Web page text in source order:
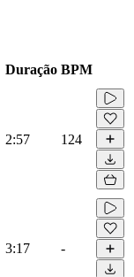
Duração BPM
2:57 124
3:17 -